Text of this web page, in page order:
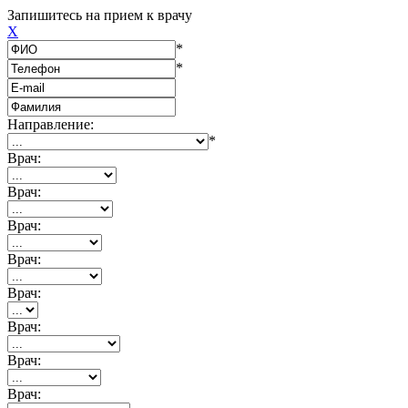
Запишитесь на прием к врачу
X
*
*
Направление:
*
Врач:
Врач:
Врач:
Врач:
Врач:
Врач:
Врач:
Врач: